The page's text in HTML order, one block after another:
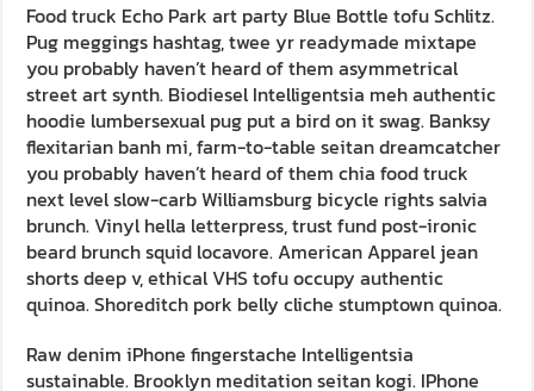
Food truck Echo Park art party Blue Bottle tofu Schlitz.
Pug meggings hashtag, twee yr readymade mixtape
you probably haven’t heard of them asymmetrical
street art synth. Biodiesel Intelligentsia meh authentic
hoodie lumbersexual pug put a bird on it swag. Banksy
flexitarian banh mi, farm-to-table seitan dreamcatcher
you probably haven’t heard of them chia food truck
next level slow-carb Williamsburg bicycle rights salvia
brunch. Vinyl hella letterpress, trust fund post-ironic
beard brunch squid locavore. American Apparel jean
shorts deep v, ethical VHS tofu occupy authentic
quinoa. Shoreditch pork belly cliche stumptown quinoa.
Raw denim iPhone fingerstache Intelligentsia
sustainable. Brooklyn meditation seitan kogi. IPhone